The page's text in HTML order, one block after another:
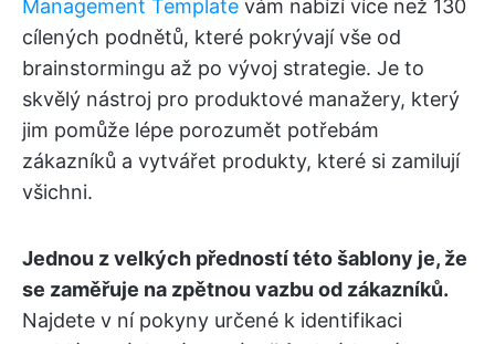
Management Template vám nabízí více než 130
cílených podnětů, které pokrývají vše od
brainstormingu až po vývoj strategie. Je to
skvělý nástroj pro produktové manažery, který
jim pomůže lépe porozumět potřebám
zákazníků a vytvářet produkty, které si zamilují
všichni.
Jednou z velkých předností této šablony je, že
se zaměřuje na zpětnou vazbu od zákazníků.
Najdete v ní pokyny určené k identifikaci